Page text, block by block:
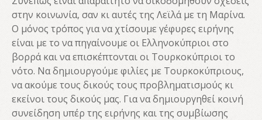
στην κοινωνία, σαν κι αυτές της Λεϊλά με τη Μαρίνα.
Ο μόνος τρόπος για να χτίσουμε γέφυρες ειρήνης
είναι με το να πηγαίνουμε οι Ελληνοκύπριοι στο
βορρά και να επισκέπτονται οι Τουρκοκύπριοι το
νότο. Να δημιουργούμε φιλίες με Τουρκοκύπριους,
να ακούμε τους δικούς τους προβληματισμούς κι
εκείνοι τους δικούς μας. Για να δημιουργηθεί κοινή
συνείδηση υπέρ της ειρήνης και της συμβίωσης